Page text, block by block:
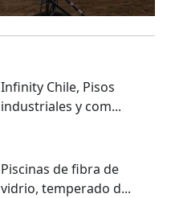
Infinity Chile, Pisos
industriales y com...
Piscinas de fibra de
vidrio, temperado d...